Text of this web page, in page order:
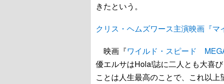
きたという。
クリス・ヘムズワース主演映画『
映画『ワイルド・スピード
優エルサはHola!誌に二人とも大喜
ことは人生最高のことで、これ以